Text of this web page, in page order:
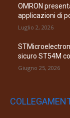
OMRON
applicazioni di
Luglio 2, 2026
sicuro ST54M
Giugno 25, 2026